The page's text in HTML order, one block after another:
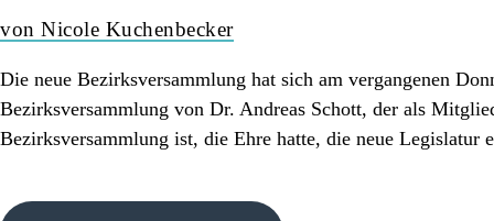
von Nicole Kuchenbecker
Die neue Bezirksversammlung hat sich am vergangenen
Bezirksversammlung von Dr. Andreas Schott, der als
Bezirksversammlung ist, die Ehre hatte, die neue Legislatur